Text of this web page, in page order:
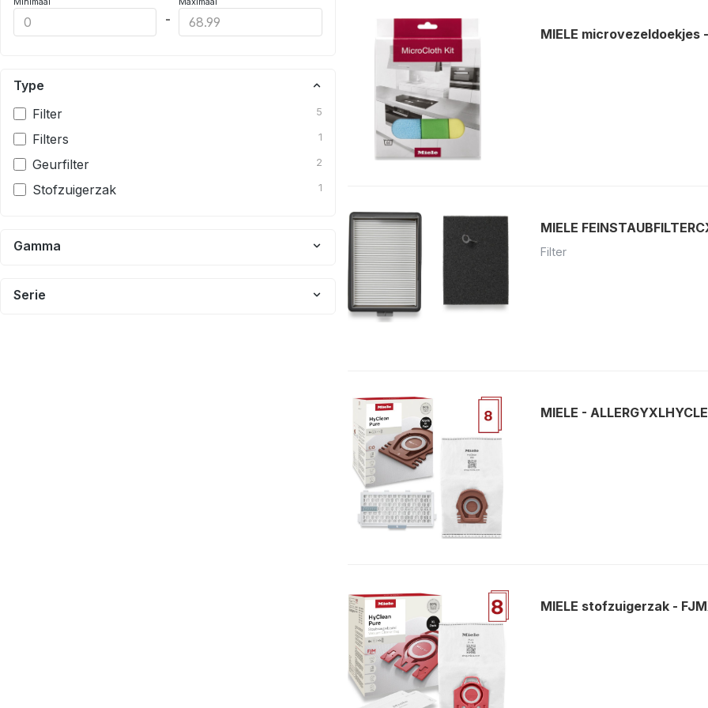
-
Type
Filter
5
Filters 1
Geurfilter 2
Stofzuigerzak 1
Gamma
Serie
MIELE microvezeldoekjes -
MIELE
Filter
MIELE -
MIELE stofzuigerzak -